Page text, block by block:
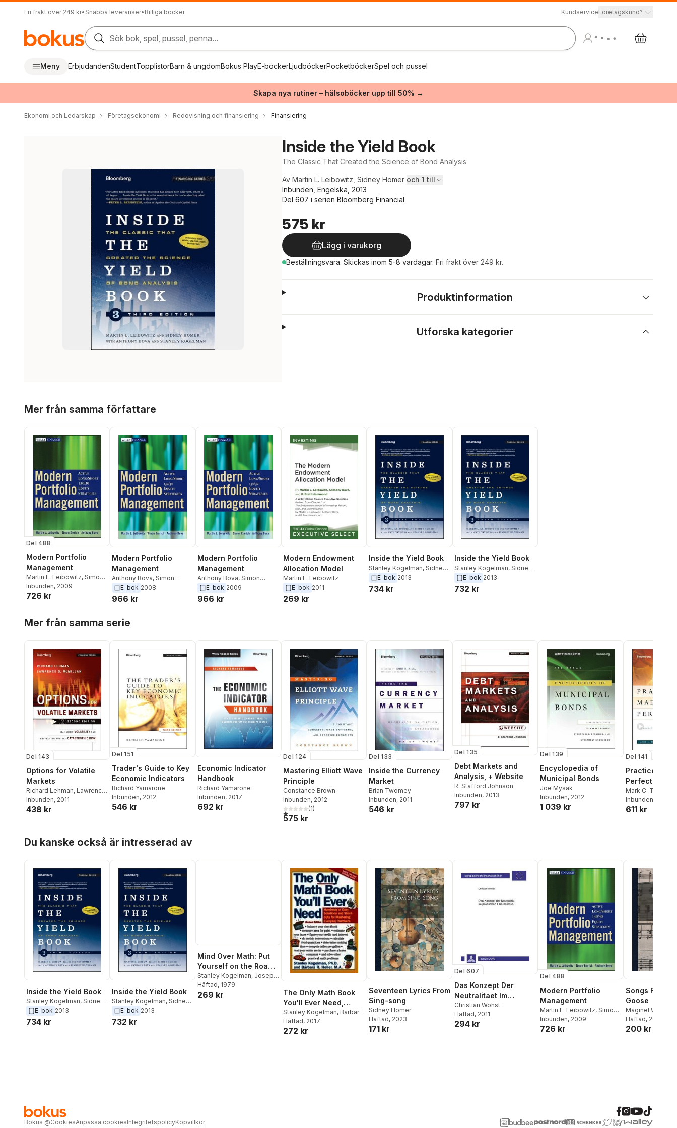
Fri frakt över 249 kr• Snabba leveranser• Billiga böcker KundserviceFöretagskund?
Sök bok, spel, pussel, penna...
Meny ErbjudandenStudentTopplistorBarn & ungdomBokus PlayE-böckerLjudböckerPocketböckerSpel och pussel
Skapa nya rutiner – hälsoböcker upp till 50% →
Ekonomi och Ledarskap Företagsekonomi Redovisning och finansiering Finansiering
Inside the Yield Book
The Classic That Created the Science of Bond Analysis
Av Martin L. Leibowitz Sidney Homer och 1 till
Inbunden, Engelska, 2013
Del 607 i serien Bloomberg Financial
575 kr
Lägg i varukorg
Beställningsvara. Skickas inom 5-8 vardagar. Fri frakt över 249 kr.
Produktinformation
Utforska kategorier
Mer från samma författare
Del 488
Modern Portfolio
Management
Martin L. Leibowitz, Simon
Emrich,Anthony Bova
Inbunden, 2009
726 kr
Modern Portfolio
Management
Anthony Bova, Simon
Emrich,Martin L. Leibowitz
E-bok 2008
966 kr
Modern Portfolio
Management
Anthony Bova, Simon
Emrich,Martin L. Leibowitz
E-bok 2009
966 kr
Modern Endowment
Allocation Model
Martin L. Leibowitz
E-bok 2011
269 kr
Inside the Yield Book
Stanley Kogelman, Sidney
Homer,Martin L. Leibowitz
E-bok 2013
734 kr
Inside the Yield Book
Stanley Kogelman, Sidney
Homer,Martin L. Leibowitz
E-bok 2013
732 kr
Mer från samma serie
Del 143
Options for Volatile
Markets
Richard Lehman, Lawrence
G. McMillan
Inbunden, 2011
438 kr
Del 151
Trader's Guide to Key
Economic Indicators
Richard Yamarone
Inbunden, 2012
546 kr
Economic Indicator
Handbook
Richard Yamarone
Inbunden, 2017
692 kr
Del 124
Mastering Elliott Wave
Principle
Constance Brown
Inbunden, 2012
1,0utav 5 stjärnor. Totalt antal röster:
(1)
575 kr
Del 133
Inside the Currency
Market
Brian Twomey
Inbunden, 2011
546 kr
Del 135
Debt Markets and
Analysis, + Website
R. Stafford Johnson
Inbunden, 2013
797 kr
Del 139
Encyclopedia of
Municipal Bonds
Joe Mysak
Inbunden, 2012
1 039 kr
Del 141
Practice
Perfect
Mark C.
Rebecca
Inbunden
611 kr
Du kanske också är intresserad av
Inside the Yield Book
Stanley Kogelman, Sidney
Homer,Martin L. Leibowitz
E-bok 2013
734 kr
Inside the Yield Book
Stanley Kogelman, Sidney
Homer,Martin L. Leibowitz
E-bok 2013
732 kr
Mind Over Math: Put
Yourself on the Road
to Success by Freeing
Yourself from Math
Anxiety
Stanley Kogelman, Joseph
Warren
Häftad, 1979
269 kr
The Only Math Book
You'll Ever Need,
Revised Edition:
Hundreds of Easy
Solutions and
Stanley Kogelman, Barbara
R. Heller
Häftad, 2017
272 kr
Seventeen Lyrics From
Sing-song
Sidney Homer
Häftad, 2023
171 kr
Del 607
Das Konzept Der
Neutralitaet Im
Politischen
Liberalismus
Christian Wöhst
Häftad, 2011
294 kr
Del 488
Modern Portfolio
Management
Martin L. Leibowitz, Simon
Emrich,Anthony Bova
Inbunden, 2009
726 kr
Songs From
Goose
Maginel Wright
Sidney Homer
Häftad, 2022
200 kr
Bokus @CookiesAnpassa cookiesIntegritetspolicyKöpvillkor